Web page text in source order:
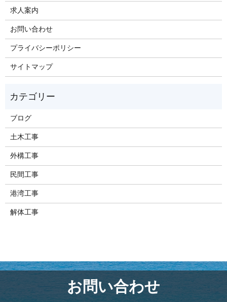
求人案内
お問い合わせ
プライバシーポリシー
サイトマップ
ブログ
土木工事
外構工事
民間工事
港湾工事
解体工事
お問い合わせ